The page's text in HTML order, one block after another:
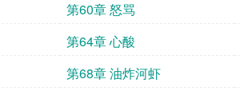
第60章 怒骂
第64章 心酸
第68章 油炸河虾